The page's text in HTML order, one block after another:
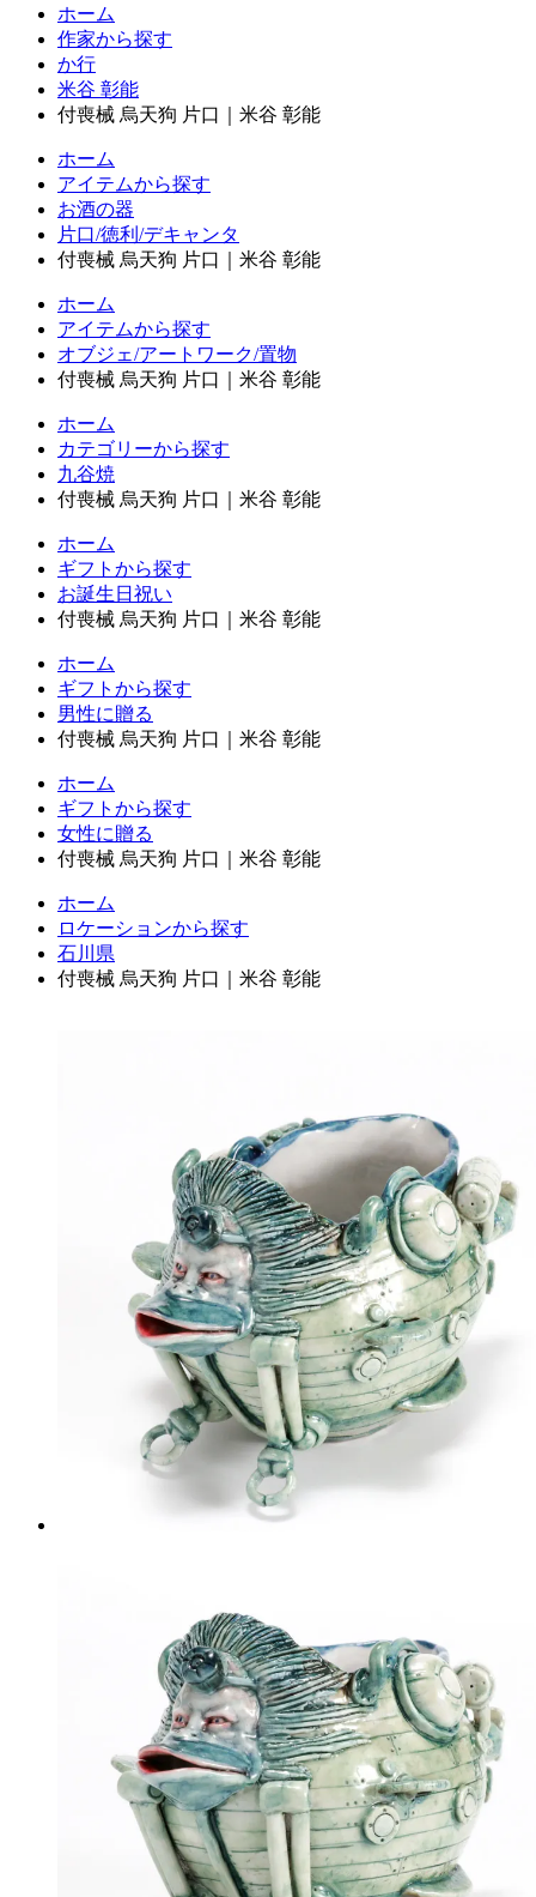
ホーム
作家から探す
か行
米谷 彰能
付喪械 烏天狗 片口｜米谷 彰能
ホーム
アイテムから探す
お酒の器
片口/徳利/デキャンタ
付喪械 烏天狗 片口｜米谷 彰能
ホーム
アイテムから探す
オブジェ/アートワーク/置物
付喪械 烏天狗 片口｜米谷 彰能
ホーム
カテゴリーから探す
九谷焼
付喪械 烏天狗 片口｜米谷 彰能
ホーム
ギフトから探す
お誕生日祝い
付喪械 烏天狗 片口｜米谷 彰能
ホーム
ギフトから探す
男性に贈る
付喪械 烏天狗 片口｜米谷 彰能
ホーム
ギフトから探す
女性に贈る
付喪械 烏天狗 片口｜米谷 彰能
ホーム
ロケーションから探す
石川県
付喪械 烏天狗 片口｜米谷 彰能